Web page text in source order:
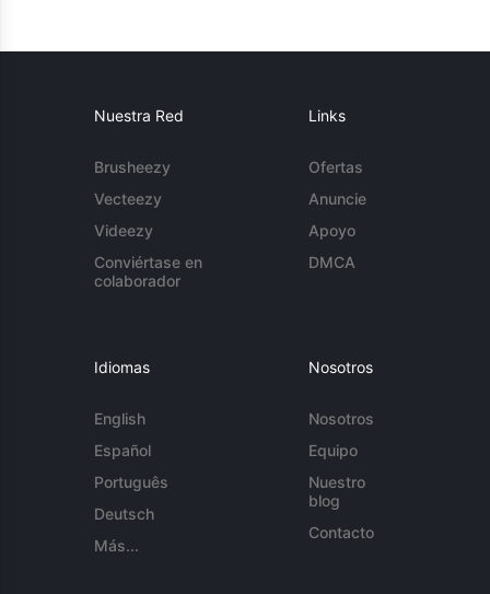
Nuestra Red
Brusheezy
Vecteezy
Videezy
Conviértase en
colaborador
Links
Ofertas
Anuncie
Apoyo
DMCA
Idiomas
English
Español
Português
Deutsch
Más...
Nosotros
Nosotros
Equipo
Nuestro
blog
Contacto